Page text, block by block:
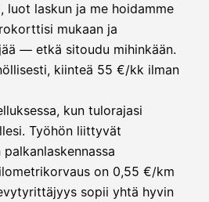
luot laskun ja me hoidamme
mukaan ja
— etkä sitoudu mihinkään.
kiinteä 55 €/kk ilman
kun tulorajasi
Työhön liittyvät
on 0,55 €/km
sopii yhtä hyvin